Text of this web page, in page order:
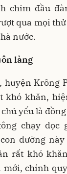
chim đầu
qua mọi
nước.
làng
huyện Krông
khó khăn,
yếu là
chạy dọc
đường
rất khó
mới, chính